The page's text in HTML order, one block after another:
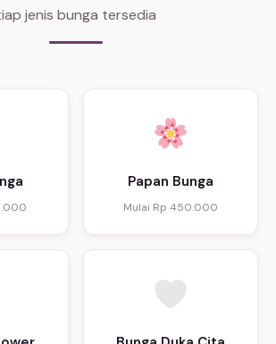
jenis bunga tersedia
Papan Bunga
Mulai Rp 450.000